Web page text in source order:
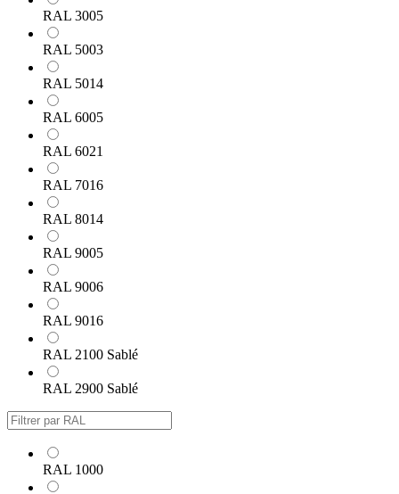
RAL 3005
RAL 5003
RAL 5014
RAL 6005
RAL 6021
RAL 7016
RAL 8014
RAL 9005
RAL 9006
RAL 9016
RAL 2100 Sablé
RAL 2900 Sablé
RAL 1000